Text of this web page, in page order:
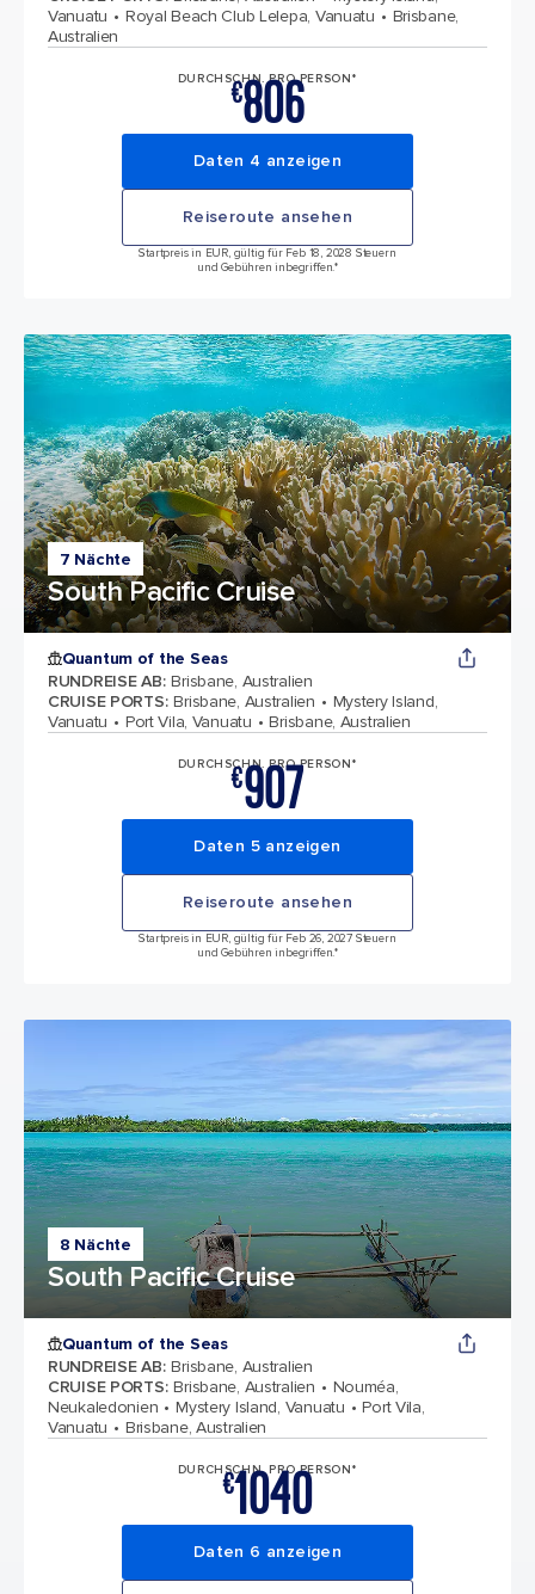
Vanuatu
Royal Beach Club Lelepa, Vanuatu
Brisbane,
Australien
DURCHSCHN. PRO PERSON*
€806
Daten 4 anzeigen
Reiseroute ansehen
Startpreis in EUR, gültig für Feb 18, 2028 Steuern
und Gebühren inbegriffen.*
7 Nächte
South Pacific Cruise
Quantum of the Seas
RUNDREISE AB: Brisbane, Australien
CRUISE PORTS: Brisbane, Australien
Mystery Island,
Vanuatu
Port Vila, Vanuatu Brisbane, Australien
DURCHSCHN. PRO PERSON*
€907
Daten 5 anzeigen
Reiseroute ansehen
Startpreis in EUR, gültig für Feb 26, 2027 Steuern
und Gebühren inbegriffen.*
8 Nächte
South Pacific Cruise
Quantum of the Seas
RUNDREISE AB: Brisbane, Australien
CRUISE PORTS: Brisbane, Australien
Nouméa,
Neukaledonien
Mystery Island, Vanuatu
Port Vila,
Vanuatu
Brisbane, Australien
DURCHSCHN. PRO PERSON*
€1040
Daten 6 anzeigen